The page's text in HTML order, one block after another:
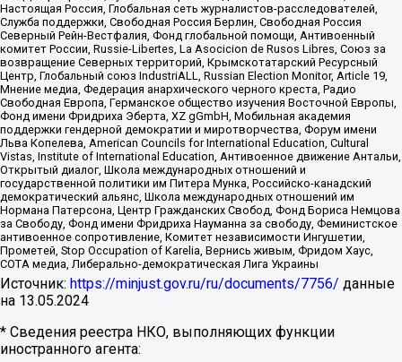
Настоящая Россия, Глобальная сеть журналистов-расследователей,
Служба поддержки, Свободная Россия Берлин, Свободная Россия
Северный Рейн-Вестфалия, Фонд глобальной помощи, Антивоенный
комитет России, Russie-Libertes, La Asocicion de Rusos Libres, Союз за
возвращение Северных территорий, Крымскотатарский Ресурсный
Центр, Глобальный союз IndustriALL, Russian Election Monitor, Article 19,
Мнение медиа, Федерация анархического черного креста, Радио
Свободная Европа, Германское общество изучения Восточной Европы,
Фонд имени Фридриха Эберта, XZ gGmbH, Мобильная академия
поддержки гендерной демократии и миротворчества, Форум имени
Льва Копелева, American Councils for International Education, Cultural
Vistas, Institute of International Education, Антивоенное движение Антальи,
Открытый диалог, Школа международных отношений и
государственной политики им Питера Мунка, Российско-канадский
демократический альянс, Школа международных отношений им
Нормана Патерсона, Центр Гражданских Свобод, Фонд Бориса Немцова
за Свободу, Фонд имени Фридриха Науманна за свободу, Феминистское
антивоенное сопротивление, Комитет независимости Ингушетии,
Прометей, Stop Occupation of Karelia, Вернись живым, Фридом Хаус,
СОТА медиа, Либерально-демократическая Лига Украины
Источник: https://minjust.gov.ru/ru/documents/7756/ данные
на 13.05.2024
* Сведения реестра НКО, выполняющих функции
иностранного агента: